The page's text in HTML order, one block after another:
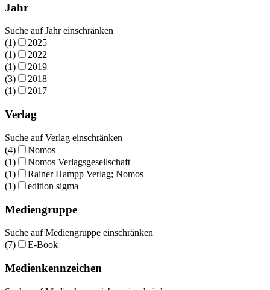
Jahr
Suche auf Jahr einschränken
(1)
2025
(1)
2022
(1)
2019
(3)
2018
(1)
2017
Verlag
Suche auf Verlag einschränken
(4)
Nomos
(1)
Nomos Verlagsgesellschaft
(1)
Rainer Hampp Verlag; Nomos
(1)
edition sigma
Mediengruppe
Suche auf Mediengruppe einschränken
(7)
E-Book
Medienkennzeichen